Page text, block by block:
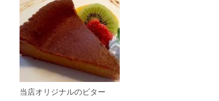
当店オリジナルのビター